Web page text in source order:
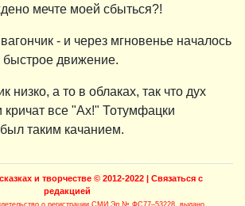
мечте моей сбыться?!
- и через мгновенье началось
быстрое движение.
низко, а то в облаках, так что дух
кричат все "Ах!" Тотумфацки
таким качанием.
и творчестве© 2012-2022 | Связаться с
редакцией
о регистрации СМИ Эл № ФС77–53228, выдано